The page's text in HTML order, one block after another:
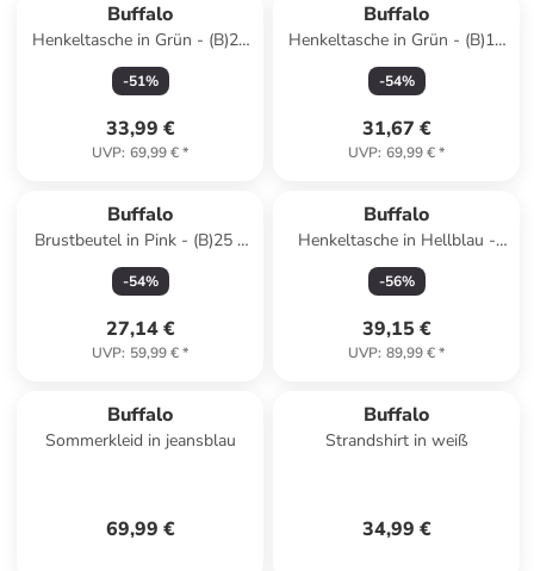
Buffalo
Henkeltasche in Grün - (B)23
x (H)13 x (T)6 cm
-51%
33,99 €
UVP: 69,99 €*
Buffalo
Henkeltasche in Grün - (B)17
x (H)10 x (T)7 cm
-54%
31,67 €
UVP: 69,99 €*
Buffalo
Brustbeutel in Pink - (B)25 x
(H)13 x (T)9 cm
-54%
27,14 €
UVP: 59,99 €*
Buffalo
Henkeltasche in Hellblau -
(B)23 x (H)26 x (T)11 cm
-56%
39,15 €
UVP: 89,99 €*
Buffalo
Sommerkleid in jeansblau
69,99 €
Buffalo
Strandshirt in weiß
34,99 €